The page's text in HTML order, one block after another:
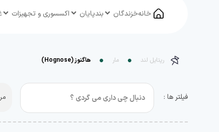
خانهخزندگان بندپایان اکسسوری و تجهیزات
رپتایل لند مار هاگنوز (Hognose)
فیلتر ها :